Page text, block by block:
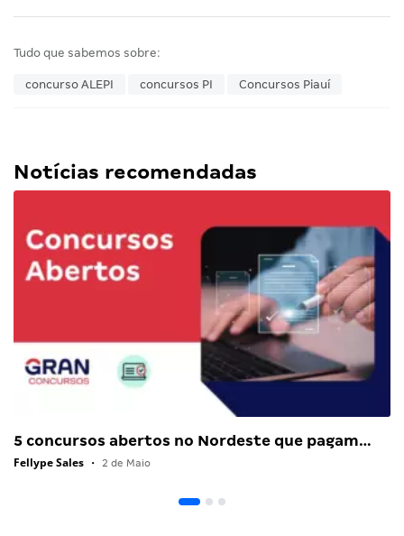
Tudo que sabemos sobre:
concurso ALEPI concursos PI Concursos Piauí
Notícias recomendadas
5 concursos abertos no Nordeste que pagam…
Fellype Sales • 2 de Maio